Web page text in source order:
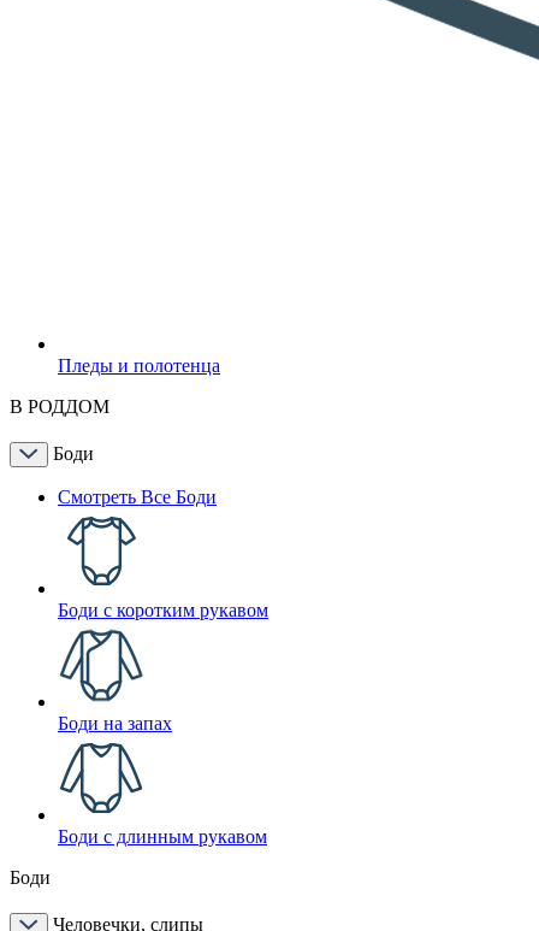
Пледы и полотенца
В РОДДОМ
Боди
Смотреть Все Боди
Боди с коротким рукавом
Боди на запах
Боди с длинным рукавом
Боди
Человечки, слипы